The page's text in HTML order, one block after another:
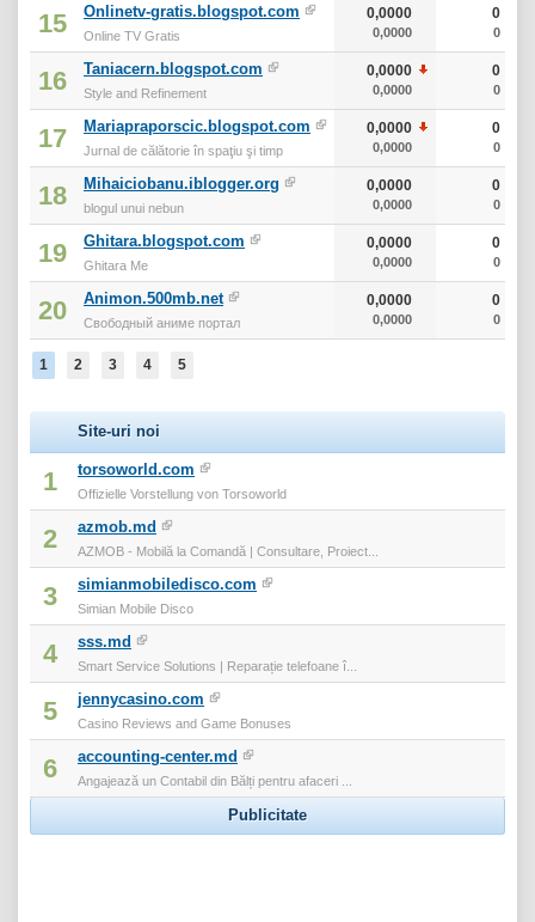
15 Onlinetv-gratis.blogspot.com
Online TV Gratis
0,0000
0,0000
0
0
16 Taniacern.blogspot.com
Style and Refinement
0,0000
0,0000
0
0
17 Mariapraporscic.blogspot.com
Jurnal de călătorie în spaţiu şi timp
0,0000
0,0000
0
0
18 Mihaiciobanu.iblogger.org
blogul unui nebun
0,0000
0,0000
0
0
19 Ghitara.blogspot.com
Ghitara Me
0,0000
0,0000
0
0
20 Animon.500mb.net
Свободный аниме портал
0,0000
0,0000
0
0
1 2 3 4 5
Site-uri noi
1 torsoworld.com
Offizielle Vorstellung von Torsoworld
2 azmob.md
AZMOB - Mobilă la Comandă | Consultare, Proiect...
3 simianmobiledisco.com
Simian Mobile Disco
4 sss.md
Smart Service Solutions | Reparație telefoane î...
5 jennycasino.com
Casino Reviews and Game Bonuses
6 accounting-center.md
Angajează un Contabil din Bălți pentru afaceri ...
Publicitate